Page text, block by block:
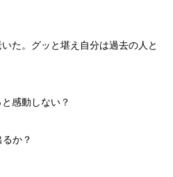
た。グッと堪え自分は過去の人と
感動しない？
か？